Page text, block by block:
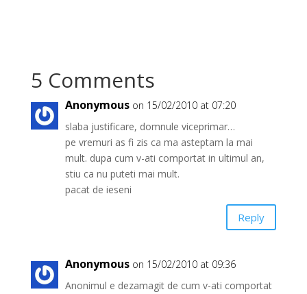
5 Comments
Anonymous on 15/02/2010 at 07:20
slaba justificare, domnule viceprimar…
pe vremuri as fi zis ca ma asteptam la mai
mult. dupa cum v-ati comportat in ultimul an,
stiu ca nu puteti mai mult.
pacat de ieseni
Reply
Anonymous on 15/02/2010 at 09:36
Anonimul e dezamagit de cum v-ati comportat